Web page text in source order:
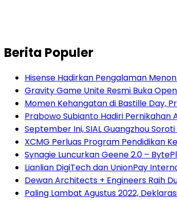
Berita Populer
Hisense Hadirkan Pengalaman
Gravity Game Unite Resmi Buka
Momen Kehangatan di Bastille Day,
Prabowo Subianto Hadiri Pernikahan
September Ini, SIAL Guangzhou
XCMG Perluas Program Pendidikan
Synagie Luncurkan Geene 2.0 –
Lianlian DigiTech dan UnionPay
Dewan Architects + Engineers Raih
Paling Lambat Agustus 2022,